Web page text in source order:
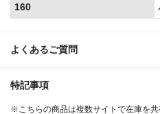
よくあるご質問
特記事項
※こちらの商品は複数サイトで在庫を
160